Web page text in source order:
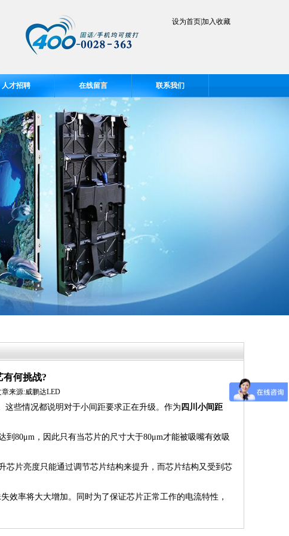
设为首页|加入收藏
人才招聘 在线留言 联系我们
何挑战?
章来源:威鹏达LED
些情况都说明对于小间距要求正在升级。作为 四川小间距
80μm，因此只有当芯片的尺寸大于80μm才能被吸嘴有效吸
片亮度只能通过调节芯片结构来提升，而芯片结构又受到芯
率将大大增加。同时为了保证芯片正常工作的电流特性，